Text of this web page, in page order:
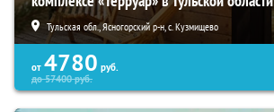
Тульская обл., Ясногорский р-н, с. Кузмищево
от 4780 руб.
до57400руб.